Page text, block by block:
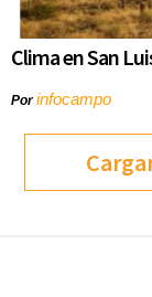
Clima en San
Porinfocampo